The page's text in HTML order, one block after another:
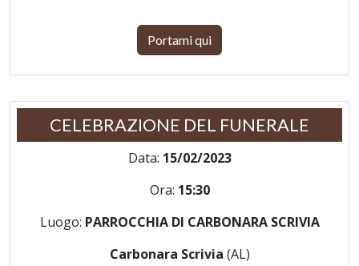
Portami qui
CELEBRAZIONE DEL FUNERALE
Data: 15/02/2023
Ora: 15:30
Luogo: PARROCCHIA DI CARBONARA SCRIVIA
Carbonara Scrivia (AL)